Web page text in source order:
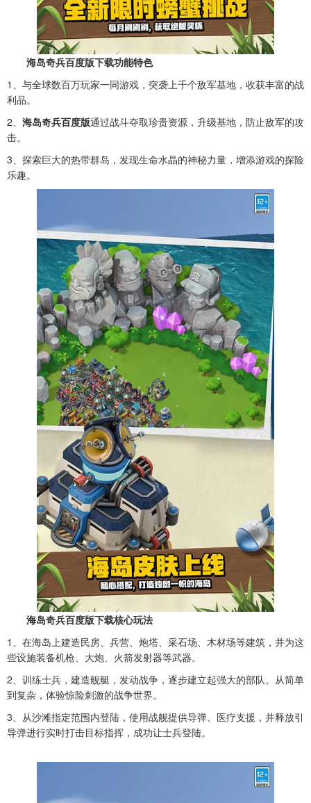
海岛奇兵百度版下载功能特色
1、与全球数百万玩家一同游戏，突袭上千个敌军基地，收获丰富的战
利品。
2、 海岛奇兵百度版通过战斗夺取珍贵资源，升级基地，防止敌军的攻
击。
3、探索巨大的热带群岛，发现生命水晶的神秘力量，增添游戏的探险
乐趣。
海岛奇兵百度版下载核心玩法
1、在海岛上建造民房、兵营、炮塔、采石场、木材场等建筑，并为这
些设施装备机枪、大炮、火箭发射器等武器。
2、训练士兵，建造舰艇，发动战争，逐步建立起强大的部队。从简单
到复杂，体验惊险刺激的战争世界。
3、从沙滩指定范围内登陆，使用战舰提供导弹、医疗支援，并释放引
导弹进行实时打击目标指挥，成功让士兵登陆。